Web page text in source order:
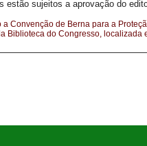
estão sujeitos a aprovação do
Convenção de Berna para a
Biblioteca do Congresso, localizada